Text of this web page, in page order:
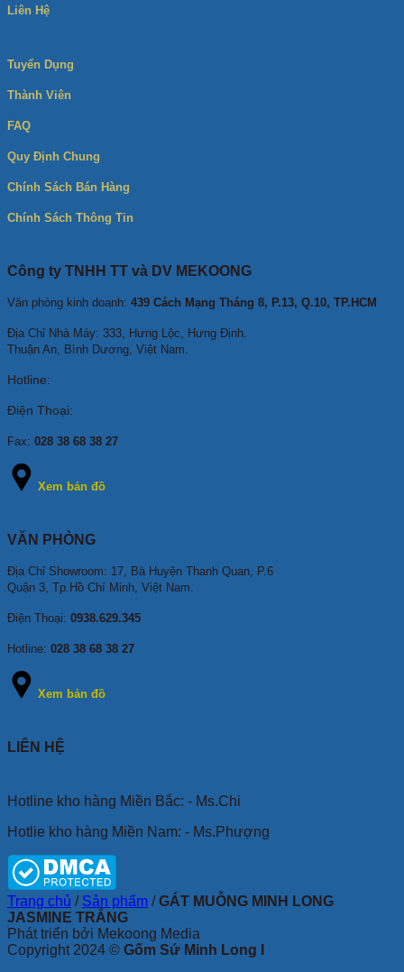
Liên Hệ
Tuyển Dụng
Thành Viên
FAQ
Quy Định Chung
Chính Sách Bán Hàng
Chính Sách Thông Tin
Công ty TNHH TT và DV MEKOONG
Văn phòng kinh doanh: 439 Cách Mạng Tháng 8, P.13, Q.10, TP.HCM
Địa Chỉ Nhà Máy: 333, Hưng Lộc, Hưng Định.
Thuận An, Bình Dương, Việt Nam.
Hotline:
Điện Thoại:
Fax: 028 38 68 38 27
Xem bản đồ
VĂN PHÒNG
Địa Chỉ Showroom: 17, Bà Huyện Thanh Quan, P.6
Quận 3, Tp.Hồ Chí Minh, Việt Nam.
Điện Thoại: 0938.629.345
Hotline: 028 38 68 38 27
Xem bản đồ
LIÊN HỆ
Hotline kho hàng Miền Bắc: - Ms.Chi
Hotlie kho hàng Miền Nam: - Ms.Phượng
Trang chủ / Sản phẩm /GÁT MUỖNG MINH LONG
JASMINE TRẮNG
Phát triển bởi Mekoong Media
Copyright 2024 © Gốm Sứ Minh Long I